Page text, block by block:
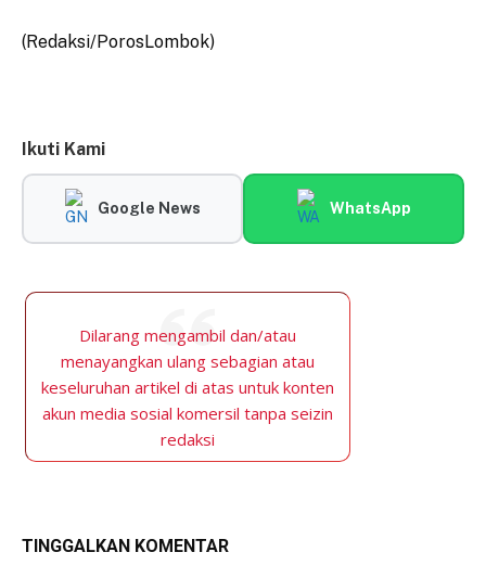
(Redaksi/PorosLombok)
Ikuti Kami
Google News WhatsApp
Dilarang mengambil dan/atau
menayangkan ulang sebagian atau
keseluruhan artikel di atas untuk konten
akun media sosial komersil tanpa seizin
redaksi
TINGGALKAN KOMENTAR